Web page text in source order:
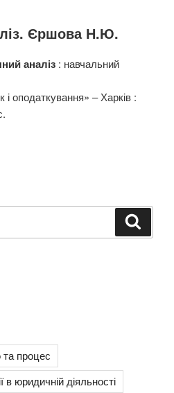
Єршова Н.Ю.
аналіз : навчальний
і оподаткування» – Харків :
та процес
в юридичній діяльності